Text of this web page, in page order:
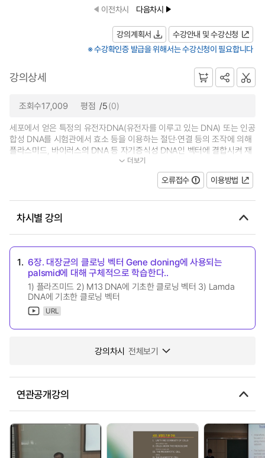
이전차시 다음차시
강의계획서
수강안내 및 수강신청
※ 수강확인증 발급을 위해서는 수강신청이 필요합니다
강의상세
조회수17,009 평점 /5(0)
세포에서 얻은 특정의 유전자DNA(유전자를 이루고 있는 DNA) 또는 인공
합성 DNA를 시험관에서 효소 등을 이용하는 절단·연결 등의 조작에 의해
플라스미드, 바이러스의 DNA 등 자기증식성 DNA인 벡터에 결합시켜 재
조합DNA(recombinant DNA)를 만...더보기
오류접수 이용방법
차시별 강의
1. 6장. 대장균의 클로닝 벡터 Gene cloning에 사용되는
palsmid에 대해 구체적으로 학습한다..
1) 플라즈미드 2) M13 DNA에 기초한 클로닝 벡터 3) Lamda
DNA에 기초한 클로닝 벡터
URL
강의차시 전체보기
연관공개강의